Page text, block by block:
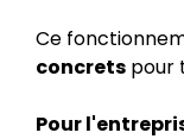
Ce
concrets pour
Pour